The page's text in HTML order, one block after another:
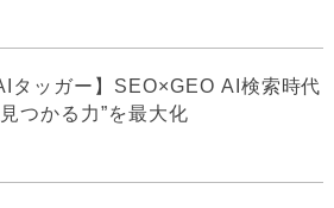
タッガー】SEO×GEO AI検索時代
つかる力”を最大化